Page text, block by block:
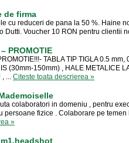
de firma
cu reduceri de pana la 50 %. Haine
Dutti. Voucher 10 RON pentru clientii
PROMOTIE
TABLA TIP TIGLA 0.5
(30mm-150mm) , HALE METALICE
, ... Citeste toata descrierea »
colaboratori in domeniu , pentru
persoane fizice . Colaborare pe
»